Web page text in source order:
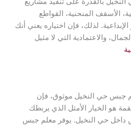
الأسقف المنحنية، القواطع
الإبداعية. لذلك، فإن اختياره يعني أنك
والاعتمادية التي لا مثيل
جبس حي النخيل موثوق، فإن
هو الخيار الأمثل الذي يربطك
داخل حي النخيل. يوفر معلم جبس